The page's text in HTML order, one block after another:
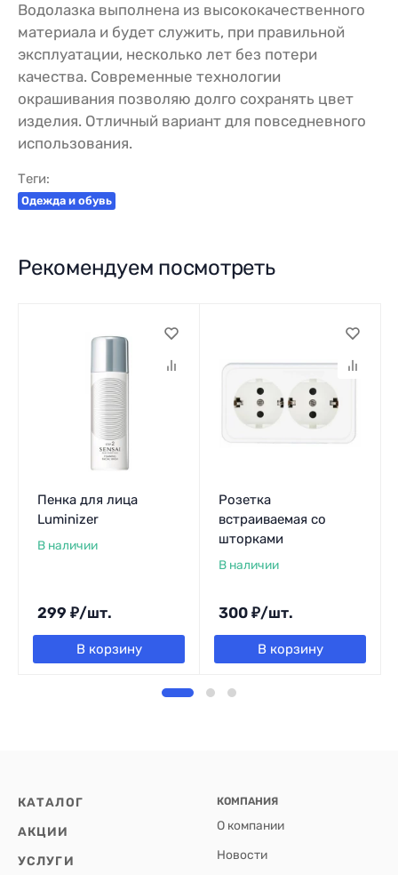
Водолазка выполнена из высококачественного
материала и будет служить, при правильной
эксплуатации, несколько лет без потери
качества. Современные технологии
окрашивания позволяю долго сохранять цвет
изделия. Отличный вариант для повседневного
использования.
Теги:
Одежда и обувь
Рекомендуем посмотреть
Пенка для лица
Luminizer
В наличии
299 ₽/шт.
В корзину
Розетка
встраиваемая со
шторками
В наличии
300 ₽/шт.
В корзину
КАТАЛОГ
АКЦИИ
УСЛУГИ
КОМПАНИЯ
О компании
Новости